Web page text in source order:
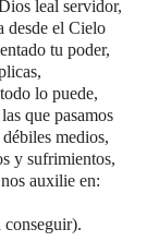
leal servidor,
desde el Cielo
tu poder,
lo puede,
que pasamos
medios,
y sufrimientos,
auxilie en:
conseguir).